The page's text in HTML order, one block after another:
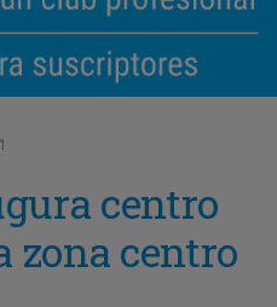
centro
zona centro